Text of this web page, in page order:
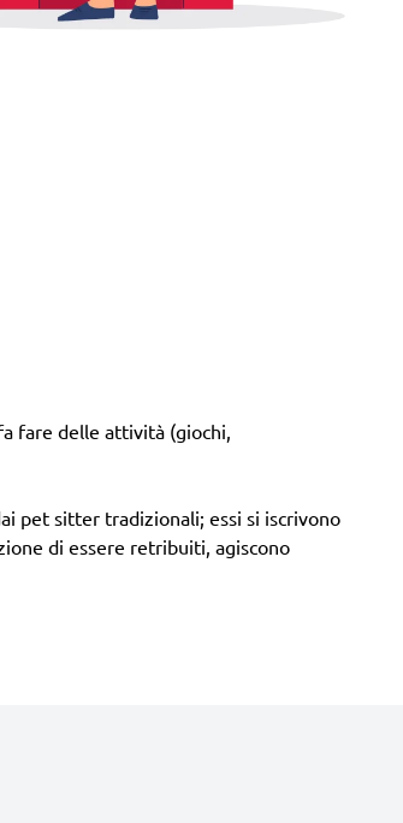
fare delle attività (giochi,
pet sitter tradizionali; essi si iscrivono
di essere retribuiti, agiscono